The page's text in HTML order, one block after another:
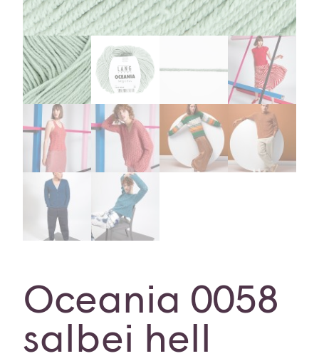
Oceania 0058
salbei hell